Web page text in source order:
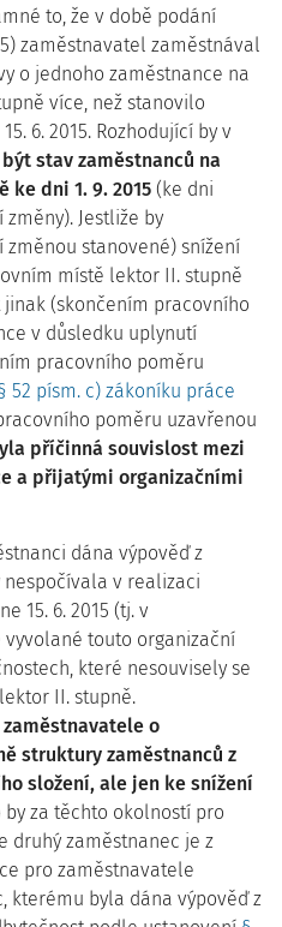
to, že v době podání
zaměstnavatel zaměstnával
o jednoho zaměstnance na
více, než stanovilo
6. 2015. Rozhodující by v
stav zaměstnanců na
ke dni 1. 9. 2015 (ke dni
Jestliže by
stanovené) snížení
místě lektor II. stupně
jinak (skončením pracovního
v důsledku uplynutí
pracovního poměru
52 písm. c) zákoníku práce
poměru uzavřenou
příčinná souvislost mezi
a přijatými organizačními
dána výpověď z
v realizaci
15. 6. 2015 (tj. v
touto organizační
které nesouvisely se
II. stupně.
o
struktury zaměstnanců z
složení, ale jen ke snížení
by za těchto okolností pro
druhý zaměstnanec je z
pro zaměstnavatele
kterému byla dána výpověď z